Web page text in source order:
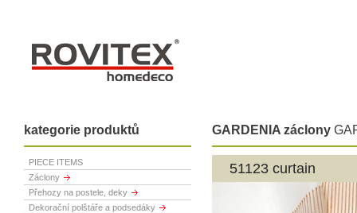
kategorie produktů
PIECE ITEMS
Záclony
Přehozy na postele, deky
Dekorační polštáře a podsedáky
GARDENIA záclony
51123 curtain